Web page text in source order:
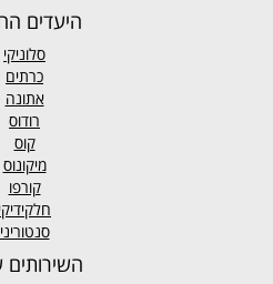
היעדים
סלוניקי
כרתים
אתונה
רודוס
קוס
מיקונוס
קורפו
חלקידיקי
סנטוריני
השירותים